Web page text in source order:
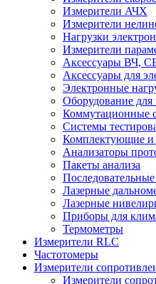
Измерители АЧХ
Измерители
Нагрузки
Измерители
Аксессуары ВЧ,
Аксессуары для
Электронные
Оборудование
Коммутационные
Системы
Комплектующие и
Анализаторы
Пакеты анализа
Лазерные
Лазерные
Приборы для
Термометры
Измерители RLC
Частотомеры
Измерители
Измерители